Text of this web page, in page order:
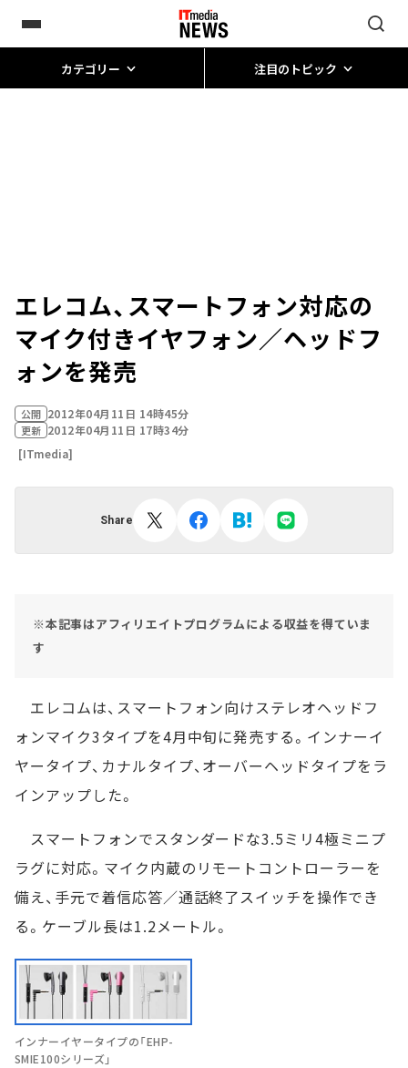
カテゴリー 注目のトピック
エレコム、スマートフォン対応の
マイク付きイヤフォン／ヘッドフ
ォンを発売
公開 2012年04月11日 14時45分
更新 2012年04月11日 17時34分
[ITmedia]
Share
※本記事はアフィリエイトプログラムによる収益を得ていま
す
エレコムは、スマートフォン向けステレオヘッドフ
ォンマイク3タイプを4月中旬に発売する。インナーイ
ヤータイプ、カナルタイプ、オーバーヘッドタイプをラ
インアップした。
スマートフォンでスタンダードな3.5ミリ4極ミニプ
ラグに対応。マイク内蔵のリモートコントローラーを
備え、手元で着信応答／通話終了スイッチを操作でき
る。ケーブル長は1.2メートル。
インナーイヤータイプの「EHP-
SMIE100シリーズ」